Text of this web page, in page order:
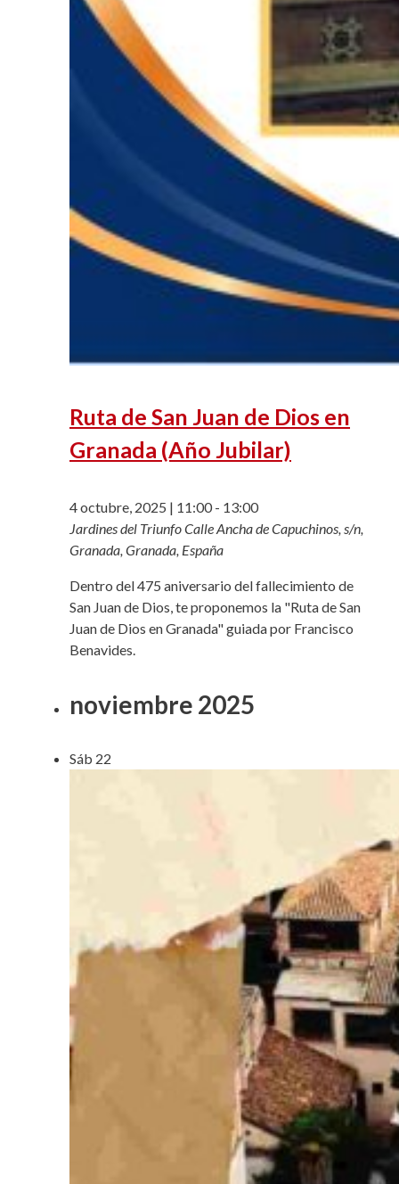
Ruta de San Juan de Dios en
Granada (Año Jubilar)
4 octubre, 2025 | 11:00- 13:00
Jardines del TriunfoCalle Ancha de Capuchinos, s/n,
Granada, Granada, España
Dentro del 475 aniversario del fallecimiento de
San Juan de Dios, te proponemos la "Ruta de San
Juan de Dios en Granada" guiada por Francisco
Benavides.
noviembre 2025
Sáb 22